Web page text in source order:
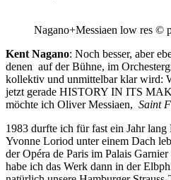
Nagano+Messiaen low res ©
Kent Nagano: Noch besser, aber
denen auf der Bühne, im
kollektiv und unmittelbar klar wird:
jetzt gerade HISTORY IN ITS
möchte ich Oliver Messiaen, Saint
1983 durfte ich für fast ein Jahr
Yvonne Loriod unter einem Dach
der Opéra de Paris im Palais
habe ich das Werk dann in der